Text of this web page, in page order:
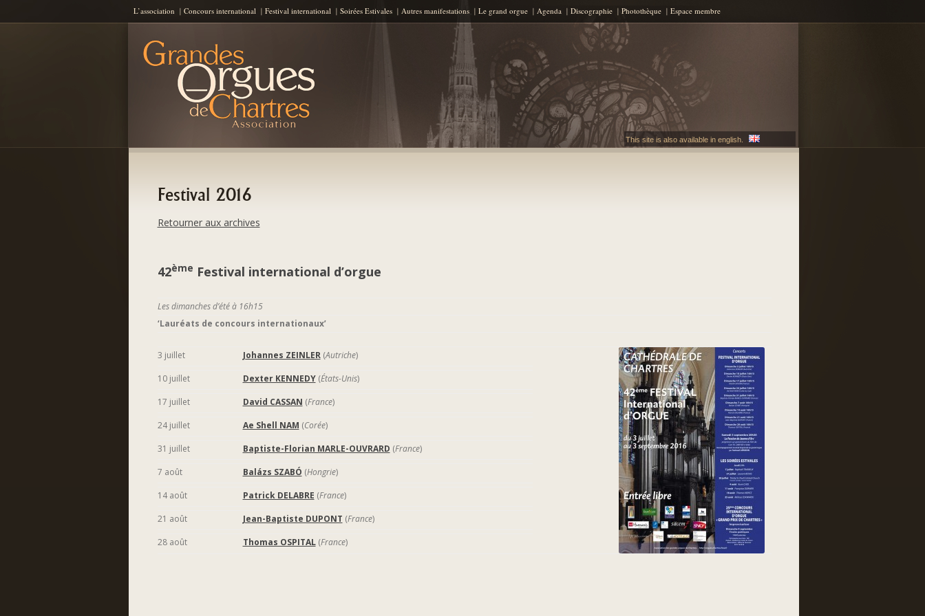
L’association Concours international Festival international Soirées Estivales Autres manifestations Le grand orgue Agenda Discographie Photothèque Espace membre
AGOC
This site is also available in english.
Festival 2016
Retourner aux archives
42ème Festival international d’orgue
Les dimanches d’été à 16h15
‘Lauréats de concours internationaux’
3 juillet Johannes ZEINLER(Autriche)
10 juillet
Dexter KENNEDY(États-Unis)
17 juillet
David CASSAN (France)
24 juillet
Ae Shell NAM (Corée)
31 juillet
Baptiste-Florian MARLE-OUVRARD (France)
7 août
Balázs SZABÓ (Hongrie)
14 août
Patrick DELABRE (France)
21 août
Jean-Baptiste DUPONT (France)
28 août
Thomas OSPITAL(France)